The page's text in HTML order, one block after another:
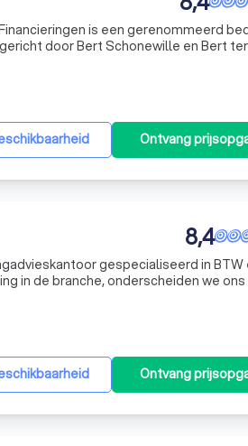
is een gerenommeerd
door Bert Schonewille en Bert ter
Ontvang
8,4
gespecialiseerd in BTW
in de branche, onderscheiden we
Ontvang